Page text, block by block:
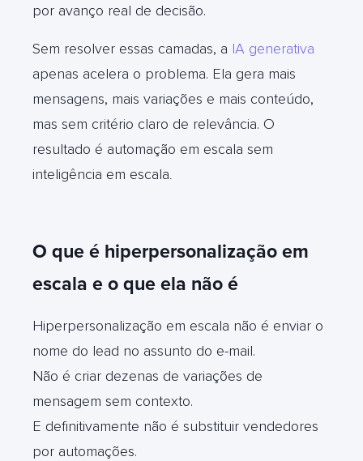
por avanço real de decisão.
Sem resolver essas camadas, a IA generativa
apenas acelera o problema. Ela gera mais
mensagens, mais variações e mais conteúdo,
mas sem critério claro de relevância. O
resultado é automação em escala sem
inteligência em escala.
O que é hiperpersonalização em
escala e o que ela não é
Hiperpersonalização em escala não é enviar o
nome do lead no assunto do e-mail.
Não é criar dezenas de variações de
mensagem sem contexto.
E definitivamente não é substituir vendedores
por automações.